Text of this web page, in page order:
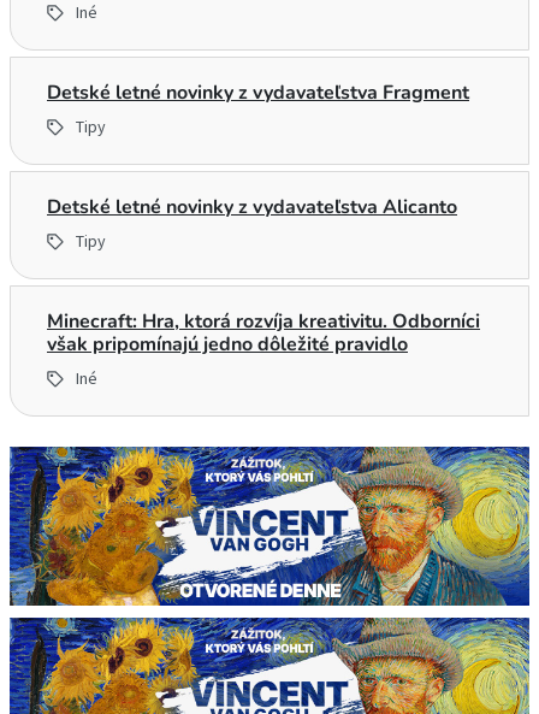
Iné
Detské letné novinky z vydavateľstva Fragment
Tipy
Detské letné novinky z vydavateľstva Alicanto
Tipy
Minecraft: Hra, ktorá rozvíja kreativitu. Odborníci
však pripomínajú jedno dôležité pravidlo
Iné